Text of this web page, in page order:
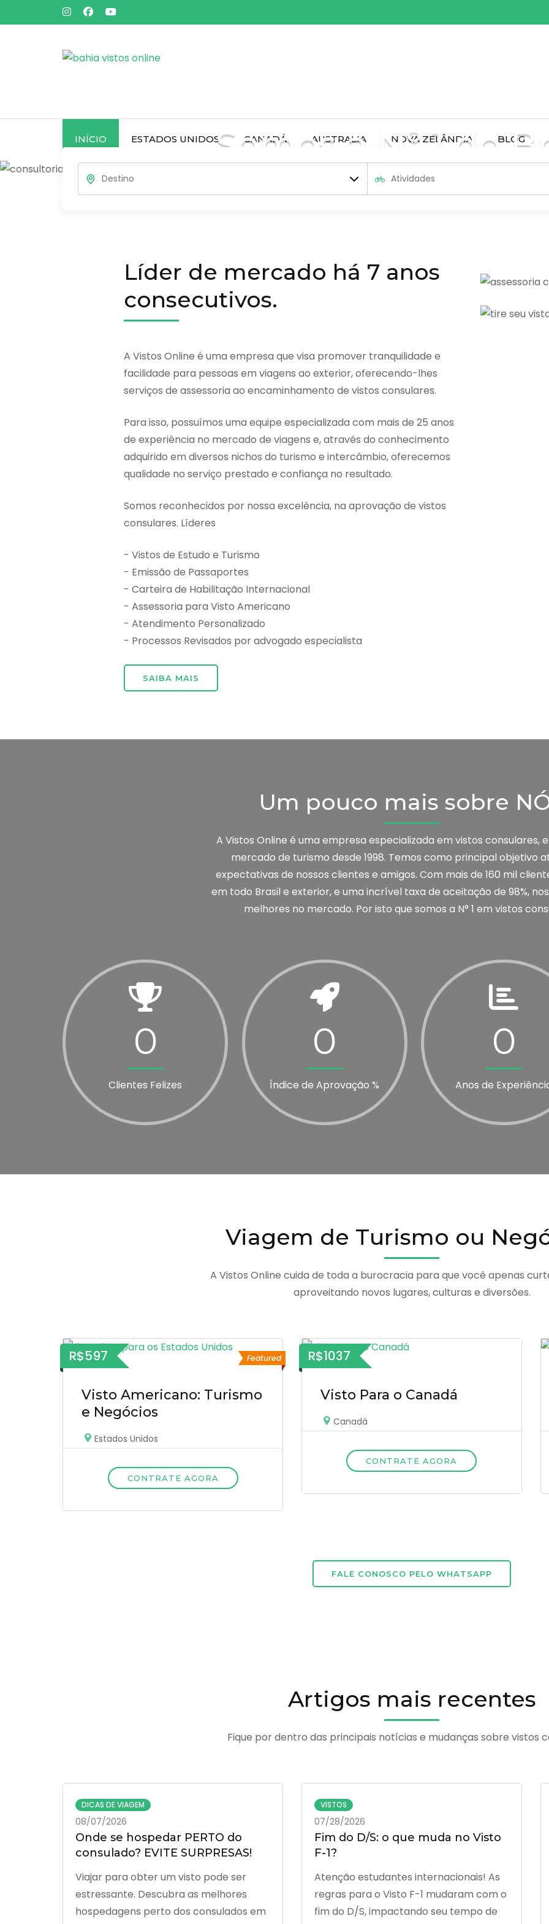
para
INÍCIO ESTADOS UNIDOS CANADÁ AUSTRALIA NOVA ZELÂNDIA BLOG
Somos a Nº 1 do
O Seu Passaporte de Entrada Para o
Líder de mercado há 7 anos
consecutivos.
A Vistos Online é uma empresa que visa promover tranquilidade e
facilidade para pessoas em viagens ao exterior, oferecendo-lhes
serviços de assessoria ao encaminhamento de vistos consulares.
Para isso, possuímos uma equipe especializada com mais de 25 anos
de experiência no mercado de viagens e, através do conhecimento
adquirido em diversos nichos do turismo e intercâmbio, oferecemos
qualidade no serviço prestado e confiança no resultado.
Somos reconhecidos por nossa excelência, na aprovação de vistos
consulares. Líderes
- Vistos de Estudo e Turismo
- Emissão de Passaportes
- Carteira de Habilitação Internacional
- Assessoria para Visto Americano
- Atendimento Personalizado
- Processos Revisados por advogado especialista
SAIBA MAIS
Um pouco mais sobre
A Vistos Online é uma empresa especializada em vistos consulares,
mercado de turismo desde 1998. Temos como principal objetivo
expectativas de nossos clientes e amigos. Com mais de 160 mil
em todo Brasil e exterior, e uma incrível taxa de aceitação de 98%,
melhores no mercado. Por isto que somos a N° 1 em vistos
Clientes Felizes
0
Índice de Aprovação %
0
Anos de
0
Viagem de Turismo ou
A Vistos Online cuida de toda a burocracia para que você apenas
aproveitando novos lugares, culturas e diversões.
R$597 Featured
Visto Americano: Turismo
e Negócios
Estados Unidos
CONTRATE AGORA
R$1037
Visto Para o Canadá
Canadá
CONTRATE AGORA
FALE CONOSCO PELO WHATSAPP
Artigos mais recentes
Fique por dentro das principais notícias e mudanças sobre vistos
DICAS DE VIAGEM
08/07/2026
Onde se hospedar PERTO do
consulado? EVITE SURPRESAS!
Viajar para obter um visto pode ser
estressante. Descubra as melhores
hospedagens perto dos consulados em
VISTOS
07/28/2026
Fim do D/S: o que muda no Visto
F-1?
Atenção estudantes internacionais! As
regras para o Visto F-1 mudaram com o
fim do D/S, impactando seu tempo de